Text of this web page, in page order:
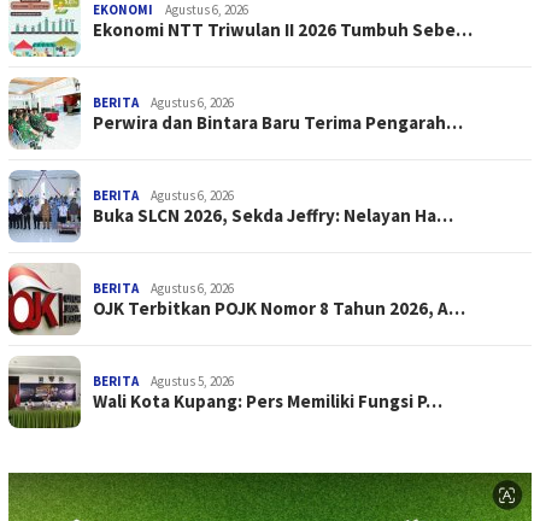
EKONOMI Agustus 6, 2026
Ekonomi NTT Triwulan II 2026 Tumbuh Sebe…
BERITA Agustus 6, 2026
Perwira dan Bintara Baru Terima Pengarah…
BERITA Agustus 6, 2026
Buka SLCN 2026, Sekda Jeffry: Nelayan Ha…
BERITA Agustus 6, 2026
OJK Terbitkan POJK Nomor 8 Tahun 2026, A…
BERITA Agustus 5, 2026
Wali Kota Kupang: Pers Memiliki Fungsi P…